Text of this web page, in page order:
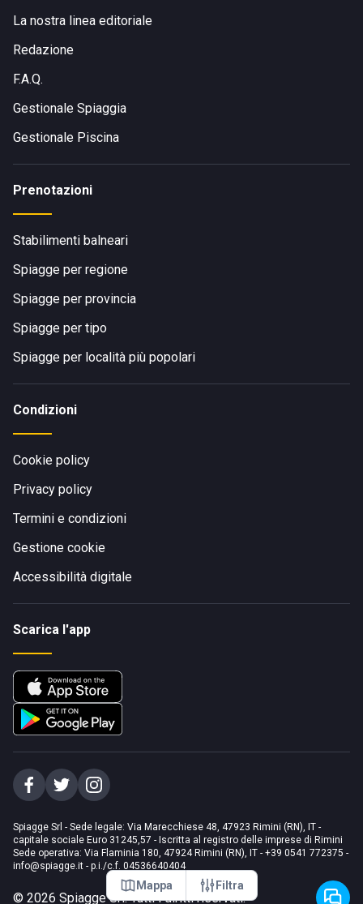
Mappa Filtra
La nostra linea editoriale
Redazione
F.A.Q.
Gestionale Spiaggia
Gestionale Piscina
Prenotazioni
Stabilimenti balneari
Spiagge per regione
Spiagge per provincia
Spiagge per tipo
Spiagge per località più popolari
Condizioni
Cookie policy
Privacy policy
Termini e condizioni
Gestione cookie
Accessibilità digitale
Scarica l'app
Spiagge Srl - Sede legale: Via Marecchiese 48, 47923 Rimini (RN), IT -
capitale sociale Euro 31245,57 - Iscritta al registro delle imprese di Rimini
Sede operativa: Via Flaminia 180, 47924 Rimini (RN), IT - +39 0541 772375 -
info@spiagge.it - p.i./c.f. 04536640404
© 2026 Spiagge Srl. Tutti i diritti riservati.